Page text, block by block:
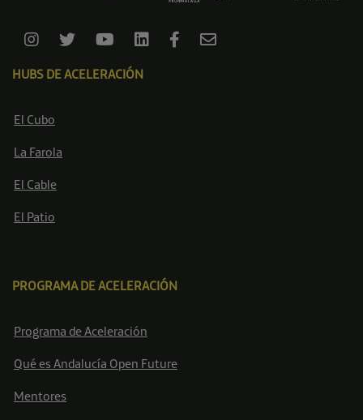
HUBS DE ACELERACIÓN
El Cubo
La Farola
El Cable
El Patio
PROGRAMA DE ACELERACIÓN
Programa de Aceleración
Qué es Andalucía Open Future
Mentores